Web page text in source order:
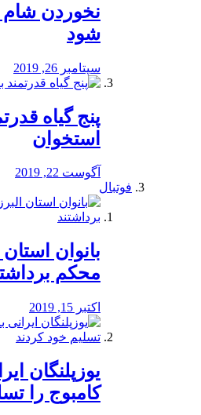
نخوردن
‌شود
سپتامبر 26, 2019
پنج گیاه
استخوان
آگوست 22, 2019
فوتبال
بانوان استان
محكم
اکتبر 15, 2019
یوزپلنگان
کامبوج را